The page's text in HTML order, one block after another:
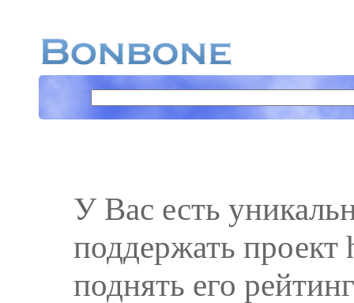
У Вас есть
поддержать
поднять его